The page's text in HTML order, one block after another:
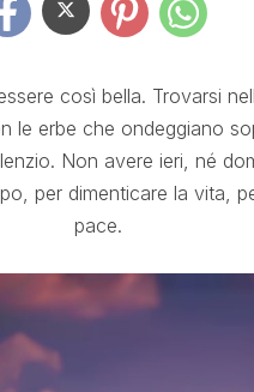
così bella. Trovarsi
le erbe che ondeggiano
Non avere ieri, né
per dimenticare la vita,
pace.